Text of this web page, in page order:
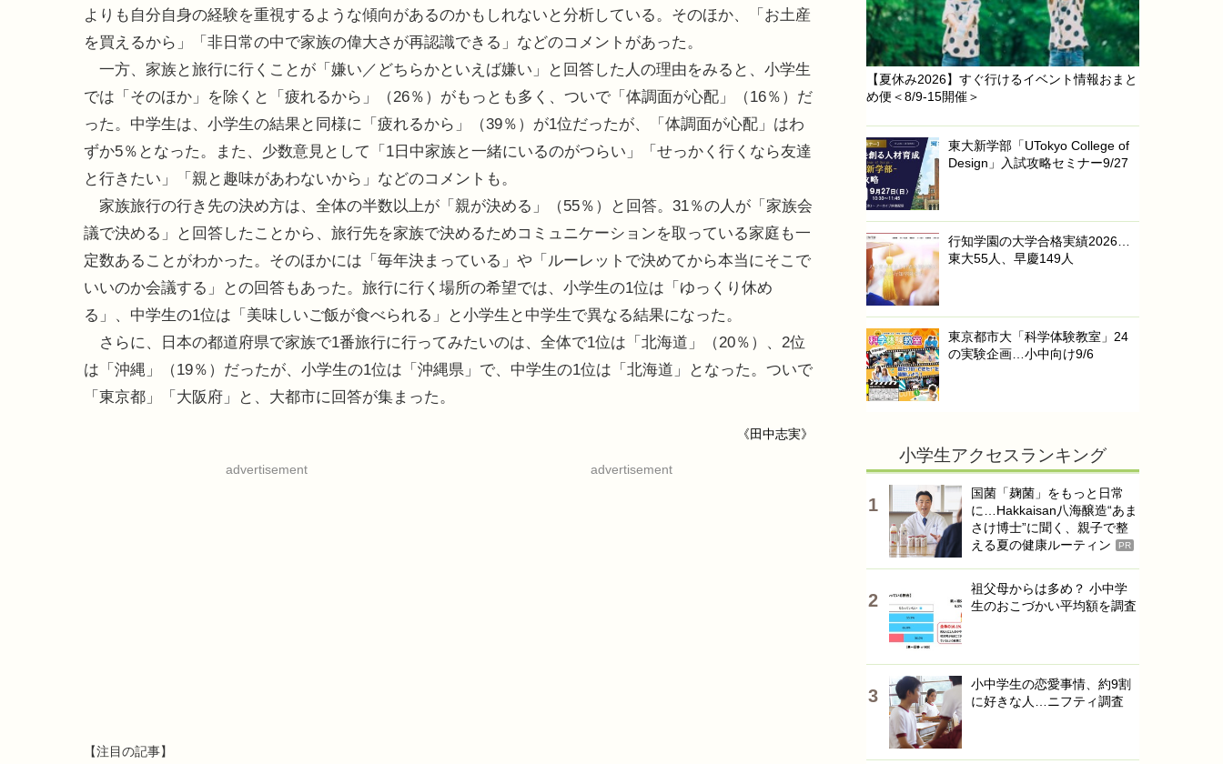
よりも自分自身の経験を重視するような傾向があるのかもしれないと分析している。そのほか、「お土産
を買えるから」「非日常の中で家族の偉大さが再認識できる」などのコメントがあった。
一方、家族と旅行に行くことが「嫌い／どちらかといえば嫌い」と回答した人の理由をみると、小学生
では「そのほか」を除くと「疲れるから」（26％）がもっとも多く、ついで「体調面が心配」（16％）だ
った。中学生は、小学生の結果と同様に「疲れるから」（39％）が1位だったが、「体調面が心配」はわ
ずか5％となった。また、少数意見として「1日中家族と一緒にいるのがつらい」「せっかく行くなら友達
と行きたい」「親と趣味があわないから」などのコメントも。
家族旅行の行き先の決め方は、全体の半数以上が「親が決める」（55％）と回答。31％の人が「家族会
議で決める」と回答したことから、旅行先を家族で決めるためコミュニケーションを取っている家庭も一
定数あることがわかった。そのほかには「毎年決まっている」や「ルーレットで決めてから本当にそこで
いいのか会議する」との回答もあった。旅行に行く場所の希望では、小学生の1位は「ゆっくり休め
る」、中学生の1位は「美味しいご飯が食べられる」と小学生と中学生で異なる結果になった。
さらに、日本の都道府県で家族で1番旅行に行ってみたいのは、全体で1位は「北海道」（20％）、2位
は「沖縄」（19％）だったが、小学生の1位は「沖縄県」で、中学生の1位は「北海道」となった。ついで
「東京都」「大阪府」と、大都市に回答が集まった。
《田中志実》
advertisement advertisement
【注目の記事】
【夏休み2026】すぐ行けるイベント情報おまと
め便＜8/9-15開催＞
東大新学部「UTokyo College of
Design」入試攻略セミナー9/27
行知学園の大学合格実績2026…
東大55人、早慶149人
東京都市大「科学体験教室」24
の実験企画…小中向け9/6
小学生アクセスランキング
国菌「麹菌」をもっと日常
に…Hakkaisan八海醸造“あま
さけ博士”に聞く、親子で整
える夏の健康ルーティン
PR
祖父母からは多め？ 小中学
生のおこづかい平均額を調査
小中学生の恋愛事情、約9割
に好きな人…ニフティ調査